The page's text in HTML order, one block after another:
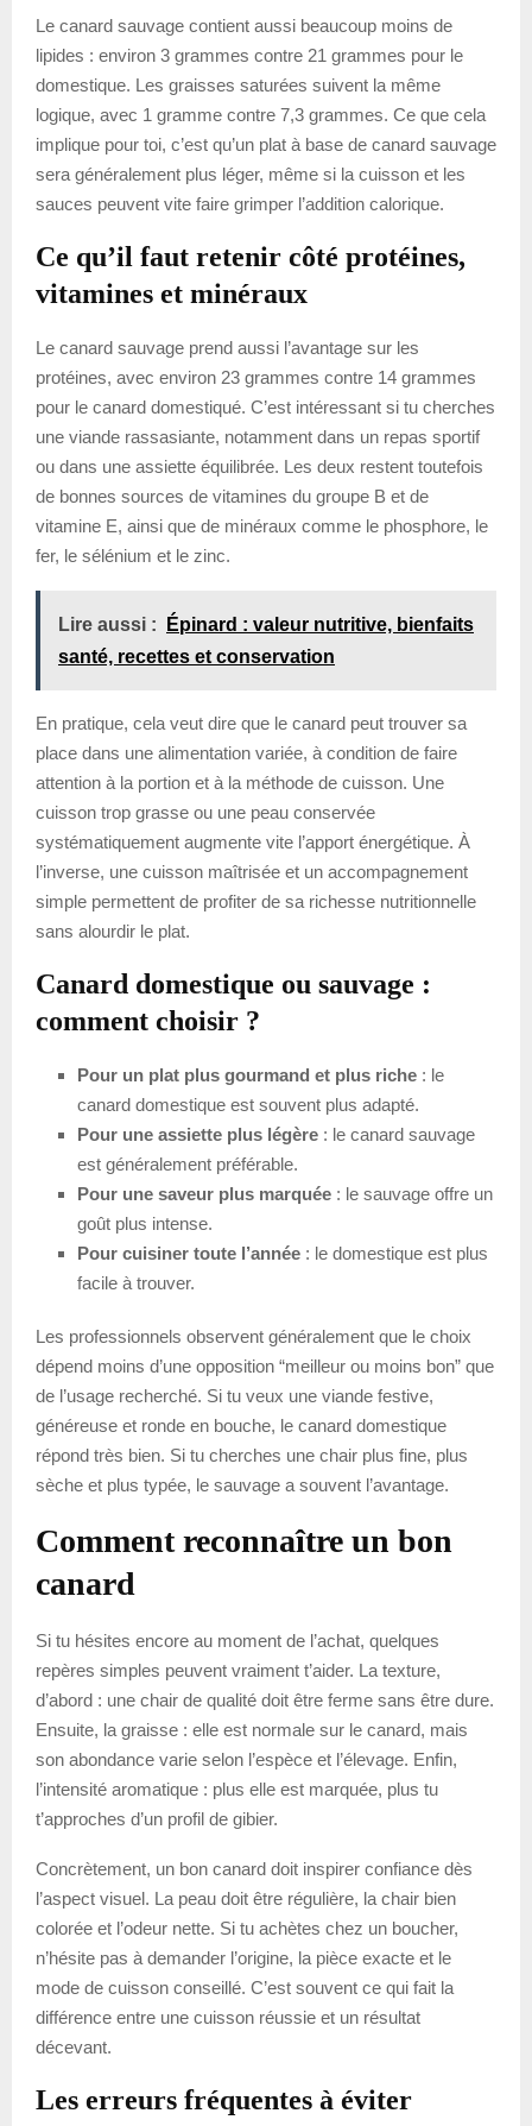
Le canard sauvage contient aussi beaucoup moins de
lipides : environ 3 grammes contre 21 grammes pour le
domestique. Les graisses saturées suivent la même
logique, avec 1 gramme contre 7,3 grammes. Ce que cela
implique pour toi, c’est qu’un plat à base de canard sauvage
sera généralement plus léger, même si la cuisson et les
sauces peuvent vite faire grimper l’addition calorique.
Ce qu’il faut retenir côté protéines,
vitamines et minéraux
Le canard sauvage prend aussi l’avantage sur les
protéines, avec environ 23 grammes contre 14 grammes
pour le canard domestiqué. C’est intéressant si tu cherches
une viande rassasiante, notamment dans un repas sportif
ou dans une assiette équilibrée. Les deux restent toutefois
de bonnes sources de vitamines du groupe B et de
vitamine E, ainsi que de minéraux comme le phosphore, le
fer, le sélénium et le zinc.
Lire aussi :
Épinard : valeur nutritive, bienfaits
santé, recettes et conservation
En pratique, cela veut dire que le canard peut trouver sa
place dans une alimentation variée, à condition de faire
attention à la portion et à la méthode de cuisson. Une
cuisson trop grasse ou une peau conservée
systématiquement augmente vite l’apport énergétique. À
l’inverse, une cuisson maîtrisée et un accompagnement
simple permettent de profiter de sa richesse nutritionnelle
sans alourdir le plat.
Canard domestique ou sauvage :
comment choisir ?
Pour un plat plus gourmand et plus riche : le
canard domestique est souvent plus adapté.
Pour une assiette plus légère : le canard sauvage
est généralement préférable.
Pour une saveur plus marquée : le sauvage offre un
goût plus intense.
Pour cuisiner toute l’année : le domestique est plus
facile à trouver.
Les professionnels observent généralement que le choix
dépend moins d’une opposition “meilleur ou moins bon” que
de l’usage recherché. Si tu veux une viande festive,
généreuse et ronde en bouche, le canard domestique
répond très bien. Si tu cherches une chair plus fine, plus
sèche et plus typée, le sauvage a souvent l’avantage.
Comment reconnaître un bon
canard
Si tu hésites encore au moment de l’achat, quelques
repères simples peuvent vraiment t’aider. La texture,
d’abord : une chair de qualité doit être ferme sans être dure.
Ensuite, la graisse : elle est normale sur le canard, mais
son abondance varie selon l’espèce et l’élevage. Enfin,
l’intensité aromatique : plus elle est marquée, plus tu
t’approches d’un profil de gibier.
Concrètement, un bon canard doit inspirer confiance dès
l’aspect visuel. La peau doit être régulière, la chair bien
colorée et l’odeur nette. Si tu achètes chez un boucher,
n’hésite pas à demander l’origine, la pièce exacte et le
mode de cuisson conseillé. C’est souvent ce qui fait la
différence entre une cuisson réussie et un résultat
décevant.
Les erreurs fréquentes à éviter